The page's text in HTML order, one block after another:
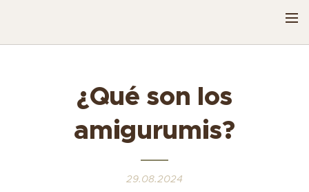
¿Qué son los
amigurumis?
29.08.2024